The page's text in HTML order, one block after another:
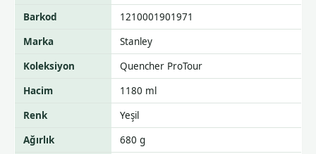
Barkod
1210001901971
Marka
Stanley
Koleksiyon
Quencher ProTour
Hacim
1180 ml
Renk
Yeşil
Ağırlık
680 g